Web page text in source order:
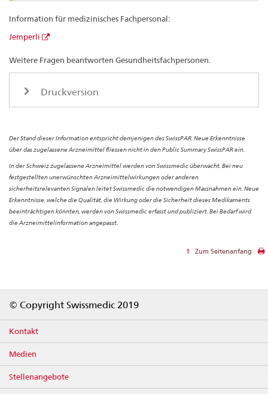
Information für medizinisches Fachpersonal:
Jemperli
Weitere Fragen beantworten Gesundheitsfachpersonen.
Druckversion
Der Stand dieser Information entspricht demjenigen des SwissPAR. Neue Erkenntnisse
über das zugelassene Arzneimittel fliessen nicht in den Public Summary SwissPAR ein.
In der Schweiz zugelassene Arzneimittel werden von Swissmedic überwacht. Bei neu
festgestellten unerwünschten Arzneimittelwirkungen oder anderen
sicherheitsrelevanten Signalen leitet Swissmedic die notwendigen Massnahmen ein. Neue
Erkenntnisse, welche die Qualität, die Wirkung oder die Sicherheit dieses Medikaments
beeinträchtigen könnten, werden von Swissmedic erfasst und publiziert. Bei Bedarf wird
die Arzneimittelinformation angepasst.
Zum Seitenanfang
© Copyright Swissmedic 2019
Kontakt
Medien
Stellenangebote